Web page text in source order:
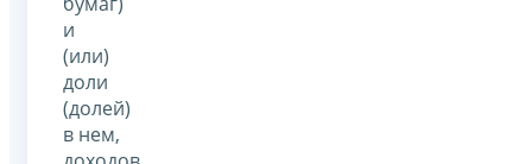
и
(или)
доли
(долей)
в нем,